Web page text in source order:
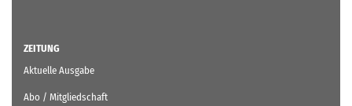
ZEITUNG
Aktuelle Ausgabe
Abo / Mitgliedschaft